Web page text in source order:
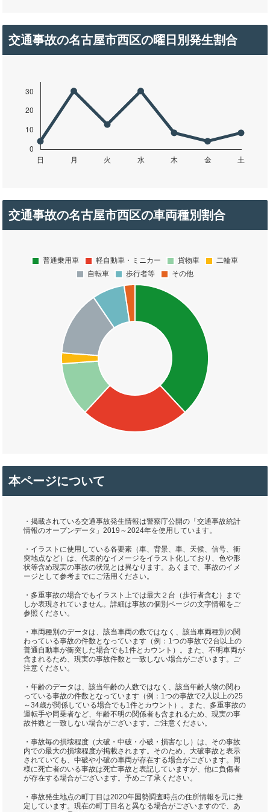
交通事故の名古屋市西区の曜日別発生割合
交通事故の名古屋市西区の車両種別割合
本ページについて
・掲載されている交通事故発生情報は警察庁公開の「交通事故統計
情報のオープンデータ」2019～2024年を使用しています。
・イラストに使用している各要素（車、背景、車、天候、信号、衝
突地点など）は、代表的なイメージをイラスト化しており、色や形
状等含め現実の事故の状況とは異なります。あくまで、事故のイメ
ージとして参考までにご活用ください。
・多重事故の場合でもイラスト上では最大２台（歩行者含む）まで
しか表現されていません。詳細は事故の個別ページの文字情報をご
参照ください。
・車両種別のデータは、該当車両の数ではなく、該当車両種別の関
わっている事故の件数となっています（例：1つの事故で2台以上の
普通自動車が衝突した場合でも1件とカウント）。また、不明車両が
含まれるため、現実の事故件数と一致しない場合がございます。ご
注意ください。
・年齢のデータは、該当年齢の人数ではなく、該当年齢人物の関わ
っている事故の件数となっています（例：1つの事故で2人以上の25
～34歳が関係している場合でも1件とカウント）。また、多重事故の
運転手や同乗者など、年齢不明の関係者も含まれるため、現実の事
故件数と一致しない場合がございます。ご注意ください。
・事故毎の損壊程度（大破・中破・小破・損害なし）は、その事故
内での最大の損壊程度が掲載されます。そのため、大破事故と表示
されていても、中破や小破の車両が存在する場合がございます。同
様に死亡者のいる事故は死亡事故と表記していますが、他に負傷者
が存在する場合がございます。予めご了承ください。
・事故発生地点の町丁目は2020年国勢調査時点の住所情報を元に推
定しています。現在の町丁目名と異なる場合がございますので、あ